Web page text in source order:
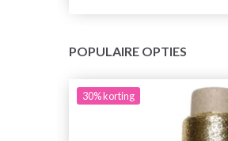
POPULAIRE OPTIES
30%korting